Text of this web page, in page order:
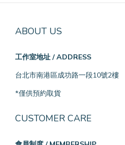
ABOUT US
工作室地址 / ADDRESS
台北市南港區成功路一段10號2樓
*僅供預約取貨
CUSTOMER CARE